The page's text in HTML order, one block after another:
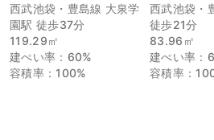
西武池袋・豊島線 大泉学
園駅 徒歩37分
119.29㎡
建ぺい率：60%
容積率：100%
西武池袋・
徒歩21分
83.96㎡
建ぺい率：
容積率：